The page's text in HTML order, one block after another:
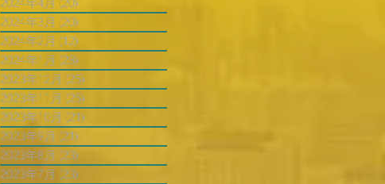
2024年3月 (20)
2024年2月 (12)
2024年1月 (28)
2023年12月 (25)
2023年11月 (25)
2023年10月 (21)
2023年9月 (21)
2023年8月 (23)
2023年7月 (23)